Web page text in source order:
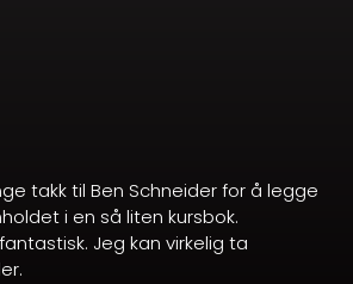
takk til Ben Schneider for å legge
i en så liten kursbok.
Jeg kan virkelig ta